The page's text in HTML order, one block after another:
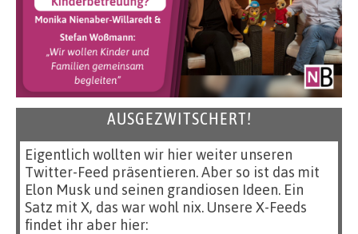
AUSGEZWITSCHERT!
Eigentlich wollten wir hier weiter unseren
Twitter-Feed präsentieren. Aber so ist das mit
Elon Musk und seinen grandiosen Ideen. Ein
Satz mit X, das war wohl nix. Unsere X-Feeds
findet ihr aber hier: